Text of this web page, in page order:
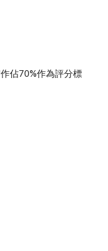
佔70%作為評分標